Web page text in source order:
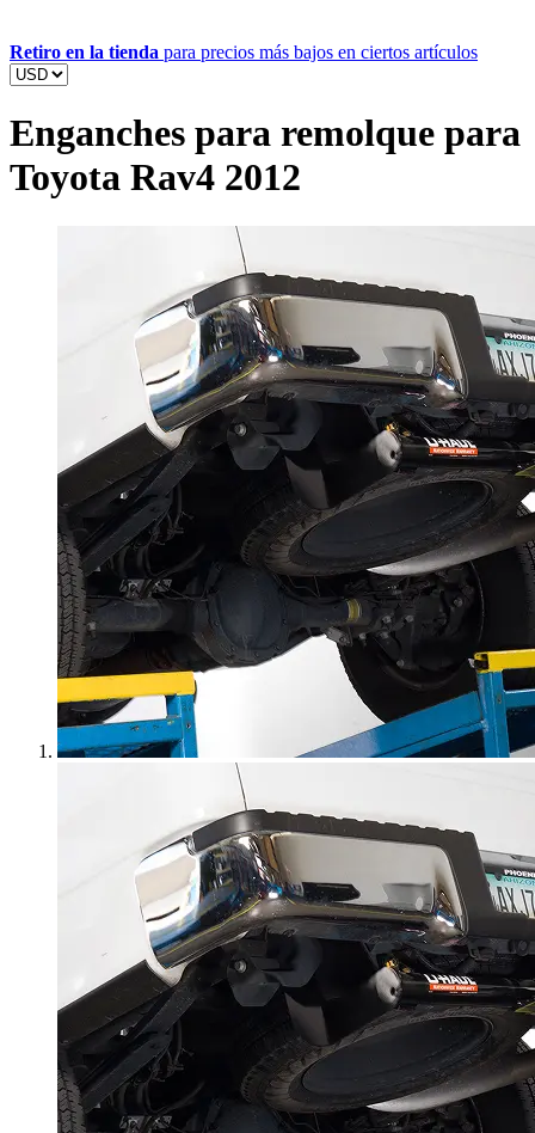
Retiro en la tienda para precios más bajos en ciertos artículos
Enganches para remolque para
Toyota Rav4 2012